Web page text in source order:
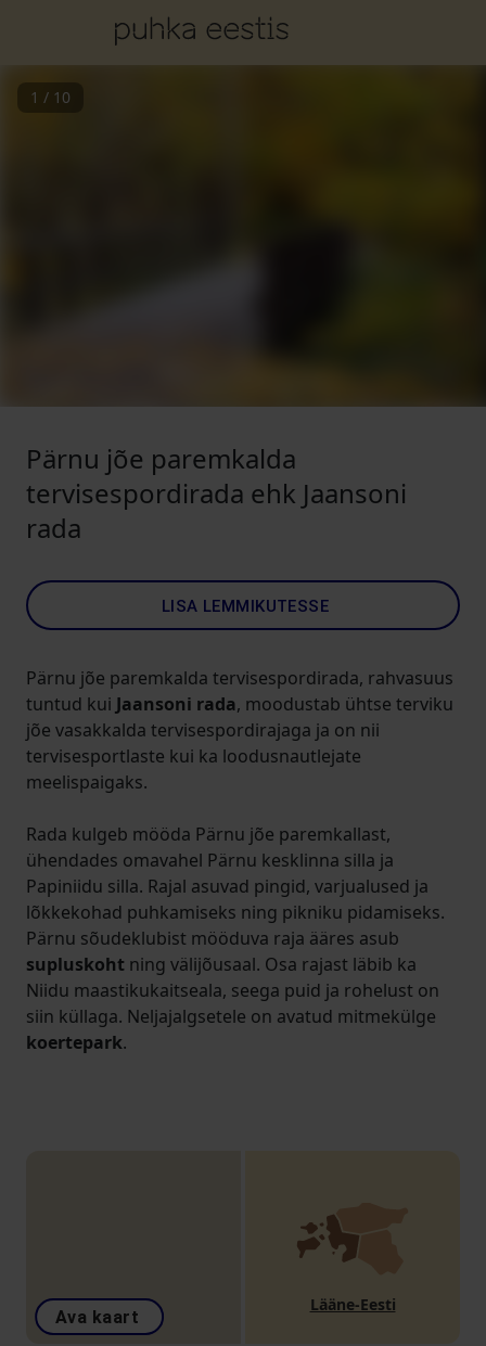
1 / 10
Pärnu jõe paremkalda
tervisespordirada ehk Jaansoni
rada
LISA LEMMIKUTESSE
Pärnu jõe paremkalda tervisespordirada, rahvasuus
tuntud kui Jaansoni rada, moodustab ühtse terviku
jõe vasakkalda tervisespordirajaga ja on nii
tervisesportlaste kui ka loodusnautlejate
meelispaigaks.
Rada kulgeb mööda Pärnu jõe paremkallast,
ühendades omavahel Pärnu kesklinna silla ja
Papiniidu silla. Rajal asuvad pingid, varjualused ja
lõkkekohad puhkamiseks ning pikniku pidamiseks.
Pärnu sõudeklubist mööduva raja ääres asub
supluskoht ning välijõusaal. Osa rajast läbib ka
Niidu maastikukaitseala, seega puid ja rohelust on
siin küllaga. Neljajalgsetele on avatud mitmekülge
koertepark.
Ava kaart
Lääne-Eesti